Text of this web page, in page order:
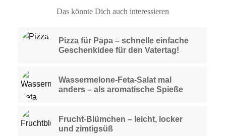
Das könnte Dich auch interessieren
Pizza für Papa – schnelle einfache
Geschenkidee für den Vatertag!
Wassermelone-Feta-Salat mal
anders – als aromatische Spieße
Frucht-Blümchen – leicht, locker
und zimtigsüß